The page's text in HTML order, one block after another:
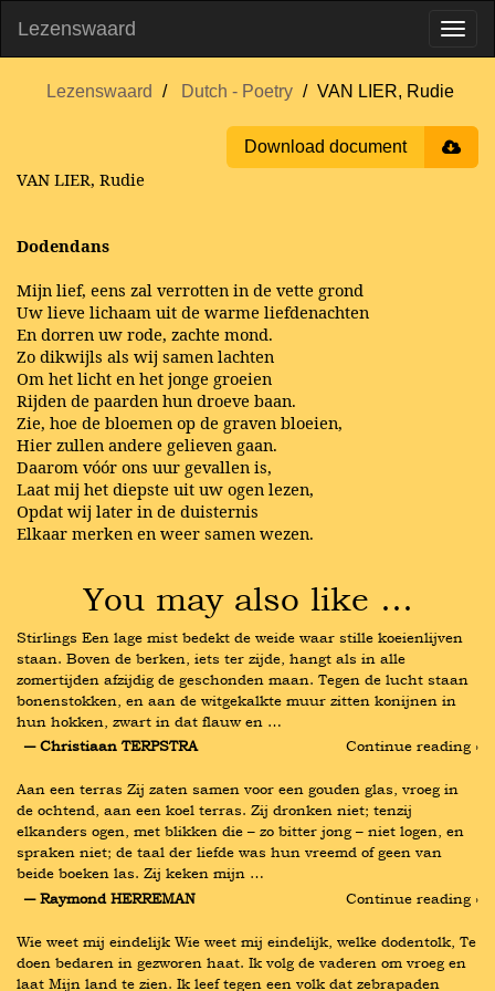
Lezenswaard
Lezenswaard Dutch - Poetry VAN LIER, Rudie
Download document
VAN LIER, Rudie
Dodendans
Mijn lief, eens zal verrotten in de vette grond
Uw lieve lichaam uit de warme liefdenachten
En dorren uw rode, zachte mond.
Zo dikwijls als wij samen lachten
Om het licht en het jonge groeien
Rijden de paarden hun droeve baan.
Zie, hoe de bloemen op de graven bloeien,
Hier zullen andere gelieven gaan.
Daarom vóór ons uur gevallen is,
Laat mij het diepste uit uw ogen lezen,
Opdat wij later in de duisternis
Elkaar merken en weer samen wezen.
You may also like …
Stirlings Een lage mist bedekt de weide waar stille koeienlijven
staan. Boven de berken, iets ter zijde, hangt als in alle
zomertijden afzijdig de geschonden maan. Tegen de lucht staan
bonenstokken, en aan de witgekalkte muur zitten konijnen in
hun hokken, zwart in dat flauw en …
― Christiaan TERPSTRA
Continue reading ›
Aan een terras Zij zaten samen voor een gouden glas, vroeg in
de ochtend, aan een koel terras. Zij dronken niet; tenzij
elkanders ogen, met blikken die – zo bitter jong – niet logen, en
spraken niet; de taal der liefde was hun vreemd of geen van
beide boeken las. Zij keken mijn …
― Raymond HERREMAN
Continue reading ›
Wie weet mij eindelijk Wie weet mij eindelijk, welke dodentolk, Te
doen bedaren in gezworen haat. Ik volg de vaderen om vroeg en
laat Mijn land te zien. Ik leef tegen een volk dat zebrapaden